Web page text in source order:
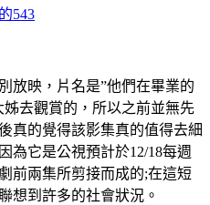
543
放映，片名是”他們在畢業的
去觀賞的，所以之前並無先
真的覺得該影集真的值得去細
為它是公視預計於12/18每週
前兩集所剪接而成的;在這短
想到許多的社會狀況。